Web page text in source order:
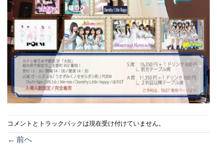
コメントとトラックバックは現在受け付けていません。
← 前へ